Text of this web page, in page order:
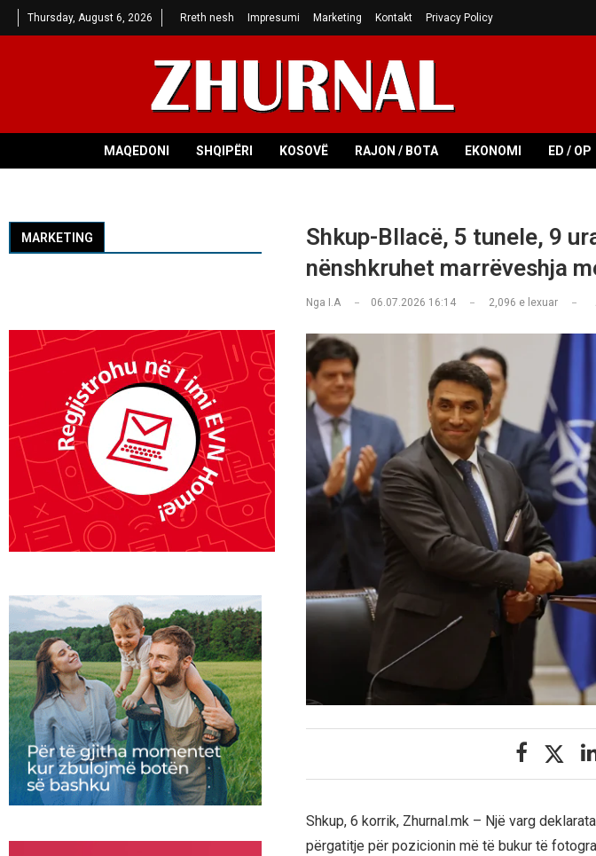
Thursday, August 6, 2026 Rreth nesh Impresumi Marketing Kontakt Privacy Policy
MAQEDONI SHQIPËRI KOSOVË RAJON / BOTA EKONOMI ED / OP
Shkup-Bllacë, 5 tunele, 9
nënshkruhet marrëveshja
Nga I.A 06.07.2026 16:14 2,096 e lexuar
Shkup, 6 korrik, Zhurnal.mk – Një varg
përgatitje për pozicionin më të bukur të
MARKETING